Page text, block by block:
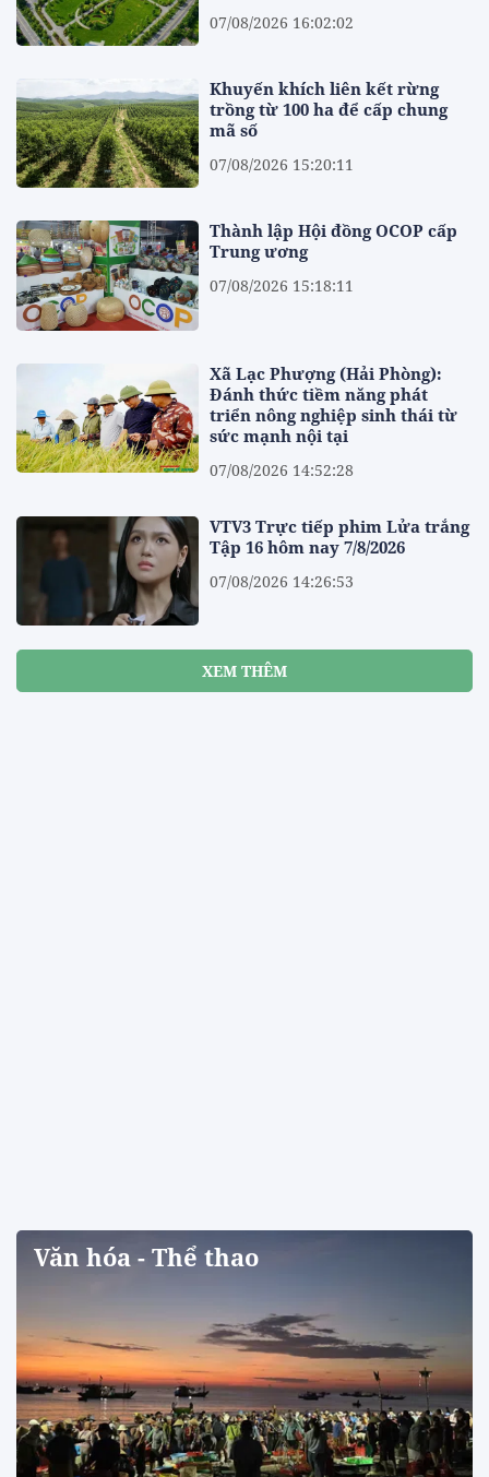
07/08/2026 16:02:02
Khuyến khích liên kết rừng
trồng từ 100 ha để cấp chung
mã số
07/08/2026 15:20:11
Thành lập Hội đồng OCOP cấp
Trung ương
07/08/2026 15:18:11
Xã Lạc Phượng (Hải Phòng):
Đánh thức tiềm năng phát
triển nông nghiệp sinh thái từ
sức mạnh nội tại
07/08/2026 14:52:28
VTV3 Trực tiếp phim Lửa trắng
Tập 16 hôm nay 7/8/2026
07/08/2026 14:26:53
XEM THÊM
Văn hóa - Thể thao